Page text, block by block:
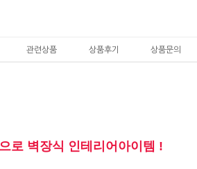
관련상품 상품후기 상품문의
로 벽장식 인테리어아이템 !